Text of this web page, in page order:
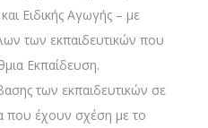
Ειδικής Αγωγής – με
των εκπαιδευτικών που
Εκπαίδευση.
των εκπαιδευτικών σε
που έχουν σχέση με το